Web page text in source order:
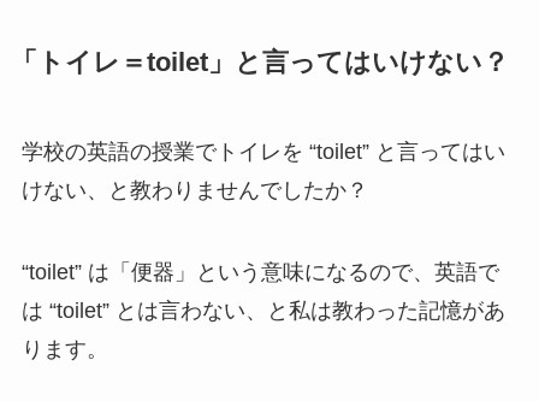
「トイレ＝toilet」と言ってはいけない？
学校の英語の授業でトイレを “toilet” と言ってはい
けない、と教わりませんでしたか？
“toilet” は「便器」という意味になるので、英語で
は “toilet” とは言わない、と私は教わった記憶があ
ります。